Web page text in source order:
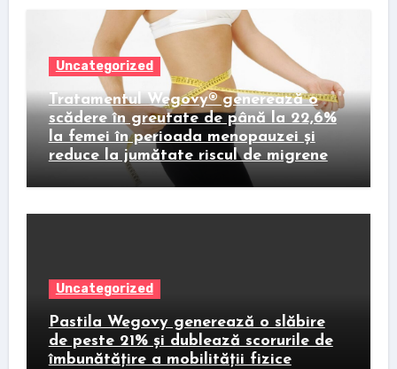
Uncategorized
Tratamentul Wegovy® generează o
scădere în greutate de până la 22,6%
la femei în perioada menopauzei și
reduce la jumătate riscul de migrene
Uncategorized
Pastila Wegovy generează o slăbire
de peste 21% și dublează scorurile de
îmbunătățire a mobilității fizice